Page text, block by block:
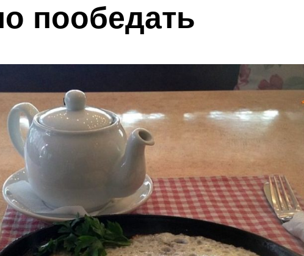
пообедать